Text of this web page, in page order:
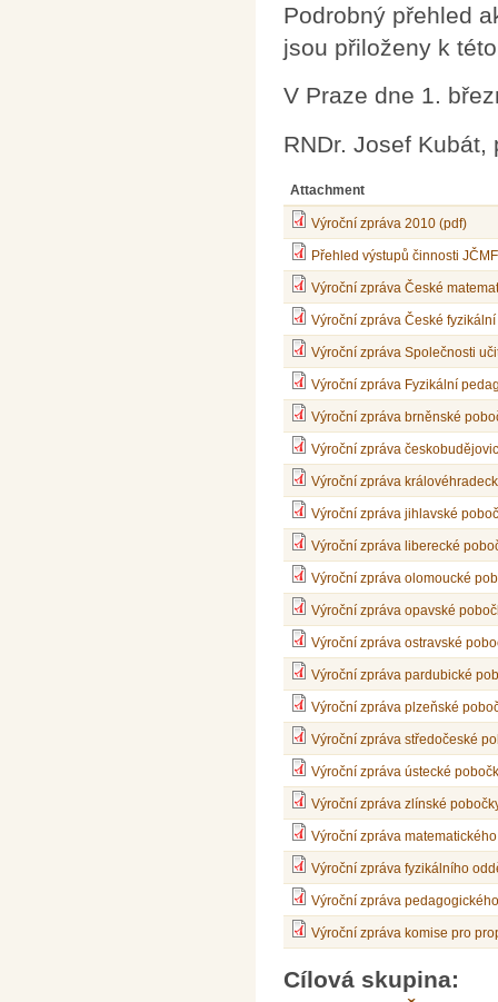
Podrobný přehled
jsou přiloženy k
V Praze dne 1.
RNDr. Josef Kubát,
Attachment
Výroční zpráva 2010 (pdf)
Přehled výstupů činnosti
Výroční zpráva České
Výroční zpráva České
Výroční zpráva Společnosti
Výroční zpráva Fyzikální
Výroční zpráva brněnské
Výroční zpráva
Výroční zpráva
Výroční zpráva jihlavské
Výroční zpráva liberecké
Výroční zpráva olomoucké
Výroční zpráva opavské
Výroční zpráva ostravské
Výroční zpráva pardubické
Výroční zpráva plzeňské
Výroční zpráva středočeské
Výroční zpráva ústecké
Výroční zpráva zlínské
Výroční zpráva
Výroční zpráva fyzikálního
Výroční zpráva
Výroční zpráva komise pro
Cílová skupina: